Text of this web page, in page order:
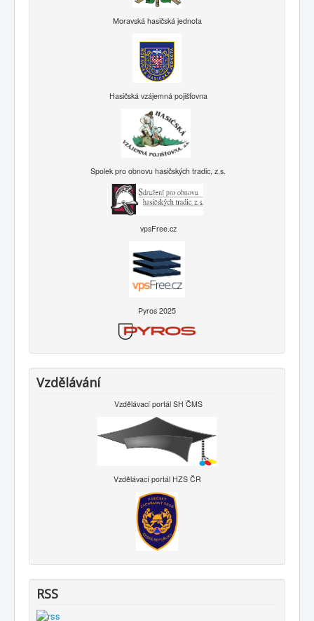
Moravská hasičská jednota
Hasičská vzájemná pojišťovna
Spolek pro obnovu hasičských tradic, z.s.
vpsFree.cz
Pyros 2025
Vzdělávání
Vzdělávací portál SH ČMS
Vzdělávací portál HZS ČR
RSS